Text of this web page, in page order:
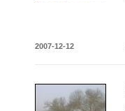
2007-12-12